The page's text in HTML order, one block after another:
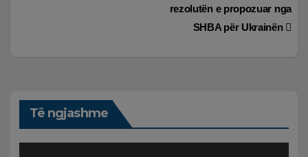
rezolutën e propozuar nga
SHBA për Ukrainën
Të ngjashme